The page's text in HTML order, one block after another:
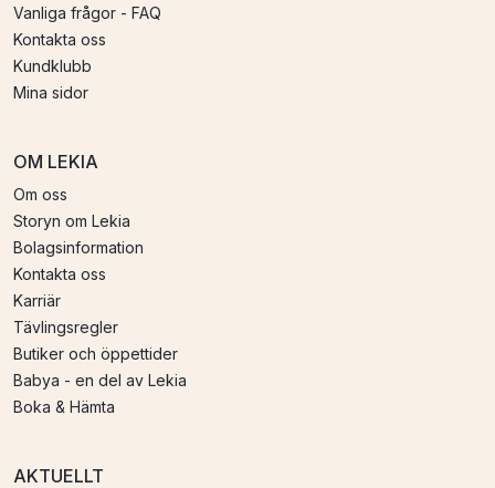
Vanliga frågor - FAQ
Kontakta oss
Kundklubb
Mina sidor
OM LEKIA
Om oss
Storyn om Lekia
Bolagsinformation
Kontakta oss
Karriär
Tävlingsregler
Butiker och öppettider
Babya - en del av Lekia
Boka & Hämta
AKTUELLT